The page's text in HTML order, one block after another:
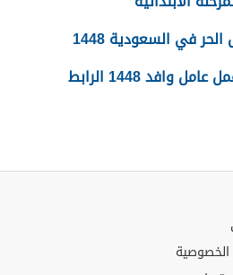
في السعودية 1448
استعلام عن اصدار رخصة عمل عامل وافد 1448 الرابط